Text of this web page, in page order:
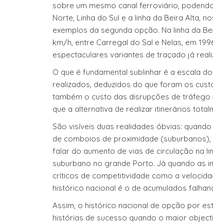
sobre um mesmo canal ferroviário,
Norte, Linha do Sul e a linha da Beira Alta,
exemplos da segunda opção. Na linha da
km/h, entre Carregal do Sal e Nelas, em
espectaculares variantes de traçado já
O que é fundamental sublinhar é a escala
realizados, deduzidos do que foram os
também o custo das disrupções de tráfego
que a alternativa de realizar itinerários
São visíveis duas realidades óbvias:
de comboios de proximidade
falar do aumento de vias de circulação na
suburbano no grande Porto. Já quando as
críticos de competitividade como a
histórico nacional é o de acumulados
Assim, o histórico nacional de opção por
histórias de sucesso quando o maior